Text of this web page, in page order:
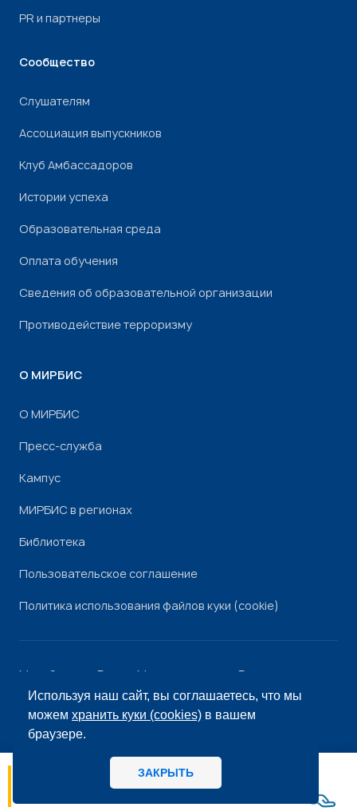
Используя наш сайт, вы соглашаетесь, что мы
можемхранить куки (cookies) в вашем
браузере.
ЗАКРЫТЬ
PR и партнеры
Сообщество
Слушателям
Ассоциация выпускников
Клуб Амбассадоров
Истории успеха
Образовательная среда
Оплата обучения
Сведения об образовательной организации
Противодействие терроризму
О МИРБИС
О МИРБИС
Пресс-служба
Кампус
МИРБИС в регионах
Библиотека
Пользовательское соглашение
Политика использования файлов куки (cookie)
Минобрнауки России Минпросвещения России
РоскомнадзорРособрнадзор
© «МИРБИС», 2026
МИРБИС - Школа бизнеса А вы как